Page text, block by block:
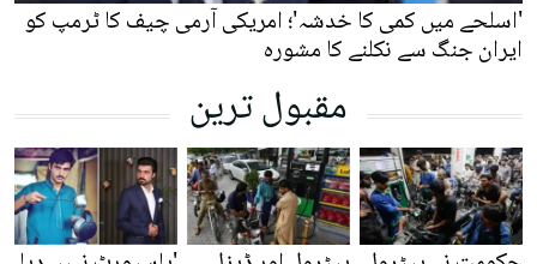
'اسلحے میں کمی کا خدشہ'؛ امریکی آرمی چیف کا ٹرمپ کو
ایران جنگ سے نکلنے کا مشورہ
مقبول ترین